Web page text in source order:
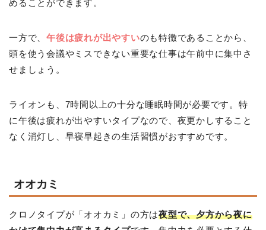
めることができます。
一方で、午後は疲れが出やすいのも特徴であることから、
頭を使う会議やミスできない重要な仕事は午前中に集中さ
せましょう。
ライオンも、7時間以上の十分な睡眠時間が必要です。特
に午後は疲れが出やすいタイプなので、夜更かしすること
なく消灯し、早寝早起きの生活習慣がおすすめです。
オオカミ
クロノタイプが「オオカミ」の方は夜型で、夕方から夜に